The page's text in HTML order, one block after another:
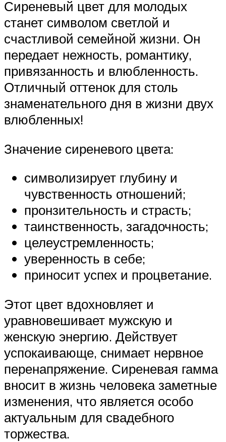
Сиреневый цвет для молодых
станет символом светлой и
счастливой семейной жизни. Он
передает нежность, романтику,
привязанность и влюбленность.
Отличный оттенок для столь
знаменательного дня в жизни двух
влюбленных!
Значение сиреневого цвета:
символизирует глубину и
чувственность отношений;
пронзительность и страсть;
таинственность, загадочность;
целеустремленность;
уверенность в себе;
приносит успех и процветание.
Этот цвет вдохновляет и
уравновешивает мужскую и
женскую энергию. Действует
успокаивающе, снимает нервное
перенапряжение. Сиреневая гамма
вносит в жизнь человека заметные
изменения, что является особо
актуальным для свадебного
торжества.